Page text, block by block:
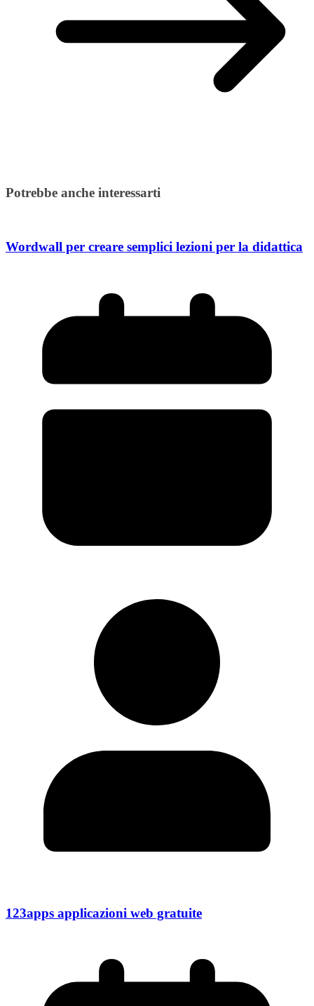
Potrebbe anche interessarti
Wordwall per creare semplici lezioni per la didattica
123apps applicazioni web gratuite